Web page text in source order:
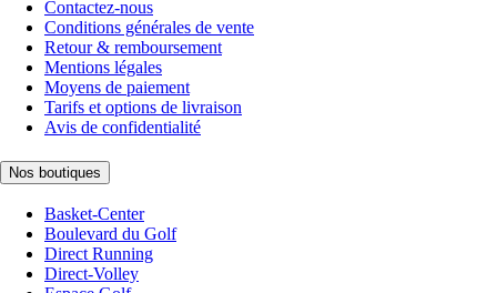
Contactez-nous
Conditions générales de vente
Retour & remboursement
Mentions légales
Moyens de paiement
Tarifs et options de livraison
Avis de confidentialité
Nos boutiques
Basket-Center
Boulevard du Golf
Direct Running
Direct-Volley